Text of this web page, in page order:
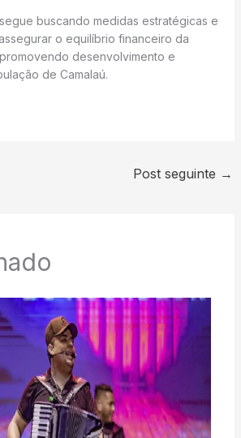
buscando medidas estratégicas e
o equilíbrio financeiro da
desenvolvimento e
de Camalaú.
Post seguinte →